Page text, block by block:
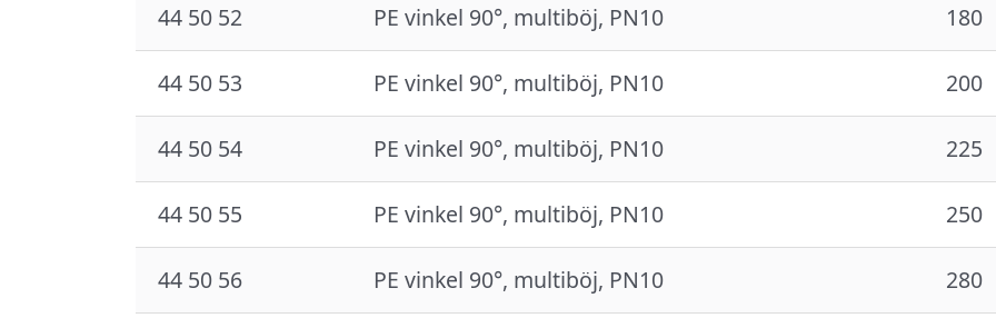
44 50 52 PE vinkel 90°, multiböj, PN10 180
44 50 53 PE vinkel 90°, multiböj, PN10 200
44 50 54 PE vinkel 90°, multiböj, PN10 225
44 50 55 PE vinkel 90°, multiböj, PN10 250
44 50 56 PE vinkel 90°, multiböj, PN10 280